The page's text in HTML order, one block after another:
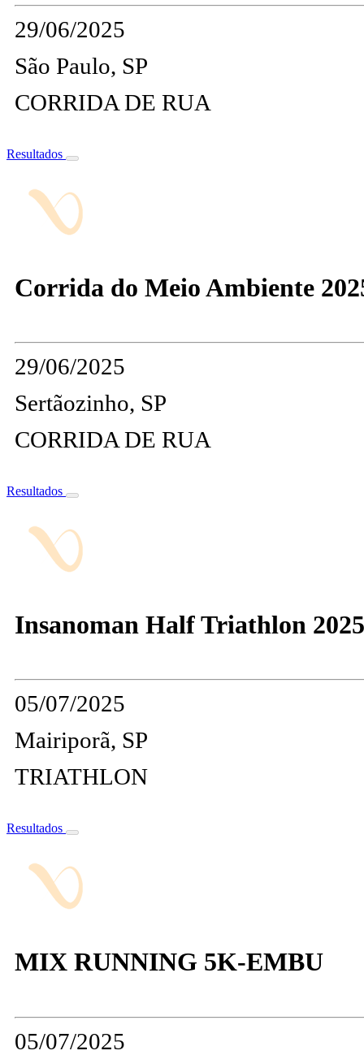
29/06/2025
São Paulo, SP
CORRIDA DE RUA
Resultados
Corrida do Meio Ambiente
29/06/2025
Sertãozinho, SP
CORRIDA DE RUA
Resultados
Insanoman Half Triathlon 2025
05/07/2025
Mairiporã, SP
TRIATHLON
Resultados
MIX RUNNING 5K-EMBU
05/07/2025